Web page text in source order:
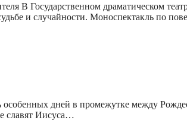
В Государственном драматическом
и случайности. Моноспектакль по
особенных дней в промежутке между
славят Иисуса…